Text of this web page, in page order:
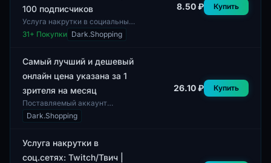
100 подписчиков
Услуга накрутки в социальных
сетях на платформе Twitch
предполагает добавление 100
Данная услуга...
31+ Покупки Dark.Shopping
8.50 ₽ Купить
Самый лучший и дешевый
онлайн цена указана за 1
зрителя на месяц
Поставляемый аккаунт
включает доступ к онлайн-
услугам для одного зрителя на
осуществляется через эл...
Dark.Shopping
26.10 ₽ Купить
Услуга накрутки в
соц.сетях: Twitch/Твич |